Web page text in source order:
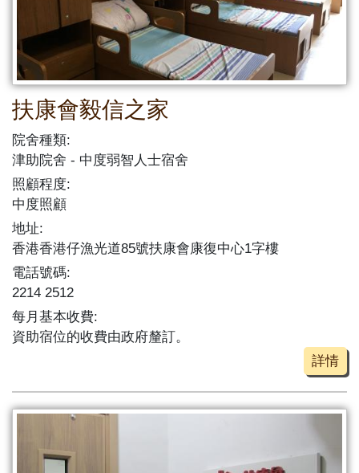
扶康會毅信之家
院舍種類:
津助院舍
中度弱智人士宿舍
照顧程度:
中度照顧
地址:
香港香港仔漁光道85號扶康會康復中心1字樓
電話號碼:
2214 2512
每月基本收費:
資助宿位的收費由政府釐訂。
詳情